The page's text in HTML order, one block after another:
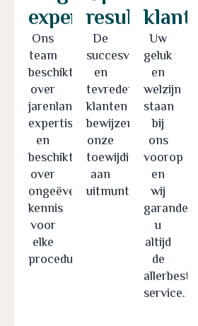
expertise
Ons
team
beschikt
over
jarenlange
expertise
en
beschikt
over
ongeëvenaarde
kennis
voor
elke
procedure.
resultaten
De
succesverhalen
en
tevreden
klanten
bewijzen
onze
toewijding
aan
uitmuntendheid.
Uw
geluk
en
welzijn
staan
bij
ons
voorop
en
wij
u
altijd
de
allerbeste
service.